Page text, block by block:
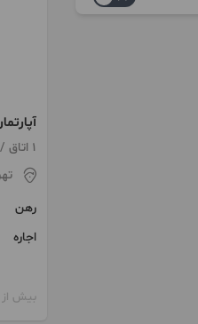
1 اتاق / ساخت 1386 / آسانسور
رهن
اجاره
بیش از 12 ماه پیش